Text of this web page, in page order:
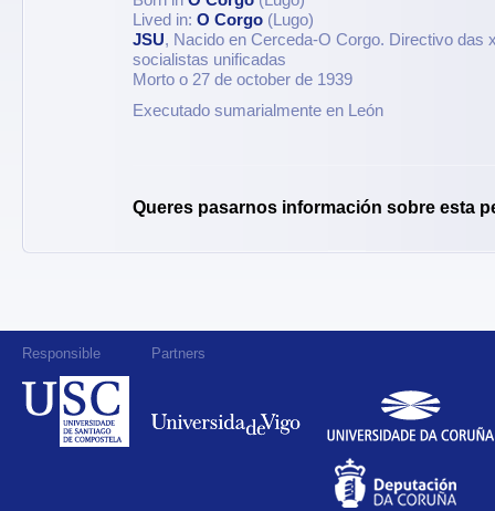
Lived in: O Corgo (Lugo)
JSU, Nacido en Cerceda-O Corgo. Directivo das
socialistas unificadas
Morto o 27 de october de 1939
Executado sumarialmente en León
Queres pasarnos información sobre esta
Responsible Partners